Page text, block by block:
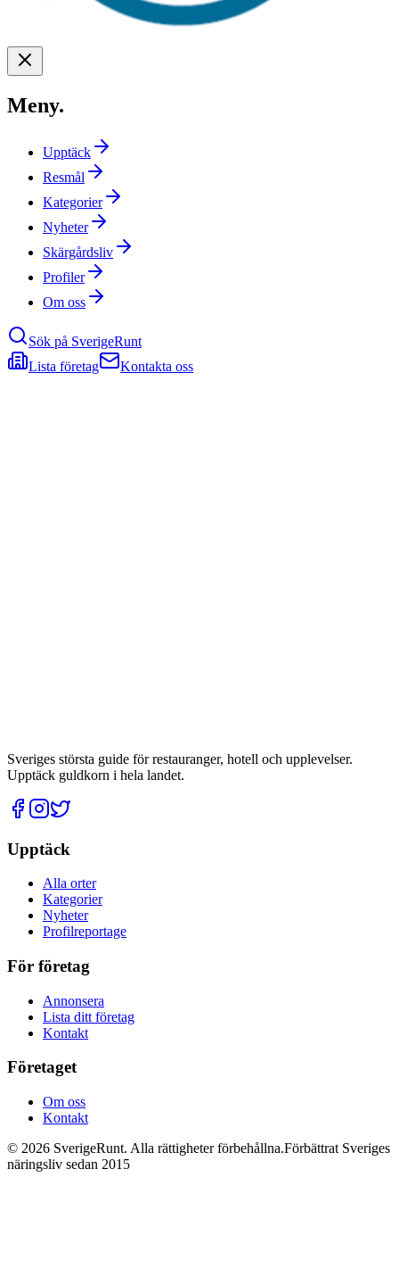
Meny.
Upptäck
Resmål
Kategorier
Nyheter
Skärgårdsliv
Profiler
Om oss
Sök på SverigeRunt
Lista företag
Kontakta oss
Sveriges största guide för restauranger, hotell och upplevelser.
Upptäck guldkorn i hela landet.
Upptäck
Alla orter
Kategorier
Nyheter
Profilreportage
För företag
Annonsera
Lista ditt företag
Kontakt
Företaget
Om oss
Kontakt
© 2026 SverigeRunt. Alla rättigheter förbehållna.Förbättrat Sveriges
näringsliv sedan 2015